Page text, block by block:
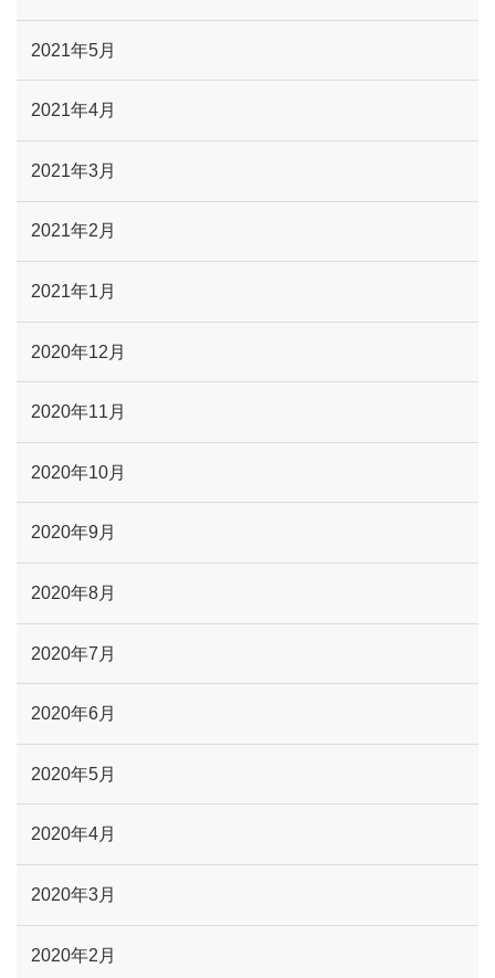
2021年5月
2021年4月
2021年3月
2021年2月
2021年1月
2020年12月
2020年11月
2020年10月
2020年9月
2020年8月
2020年7月
2020年6月
2020年5月
2020年4月
2020年3月
2020年2月